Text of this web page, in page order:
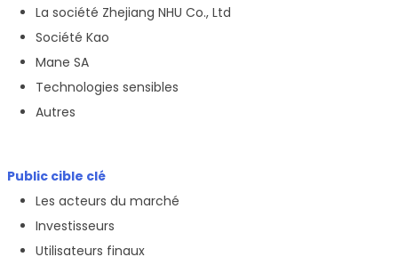
La société Zhejiang NHU Co., Ltd
Société Kao
Mane SA
Technologies sensibles
Autres
Public cible clé
Les acteurs du marché
Investisseurs
Utilisateurs finaux